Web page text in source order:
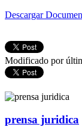
Descargar
Modificado por
prensa juridica